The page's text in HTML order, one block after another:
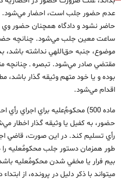
عدم حضور جلب است، احضار مي‌شود.
حاضر نشود و دادگاه همچنان حضور وي
ساعت معين جلب مي‌شود. چنانچه حضور
موضوع، جنبه حق‌اللهي نداشته
مقتضي صادر مي‌شود. تبصره ـ چنانچه
اقدام مي‌شود.
ماده 500) محكومٌ‌‏عليه براي
حضور، به كفيل يا وثيقه گذار اخطار
رأي تسليم كند. در اين صورت، قاضي
طور همزمان دستور جلب محكومٌعليه
بيم فرار يا مخفي شدن محكومٌعليه
مي‏تواند با ذكر دليل در پرونده، از